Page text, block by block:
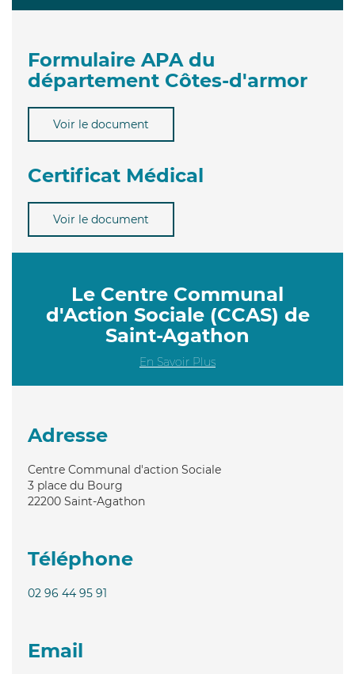
Formulaire APA du
département Côtes-d'armor
Voir le document
Certificat Médical
Voir le document
Le Centre Communal
d'Action Sociale (CCAS) de
Saint-Agathon
En Savoir Plus
Adresse
Centre Communal d'action Sociale
3 place du Bourg
22200 Saint-Agathon
Téléphone
02 96 44 95 91
Email